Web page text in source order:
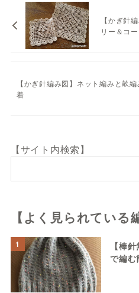
【かぎ針
リー＆コ
【かぎ針編み図】ネット編みと畝編
着
【サイト内検索】
【よく見られている
1
【棒
で編む